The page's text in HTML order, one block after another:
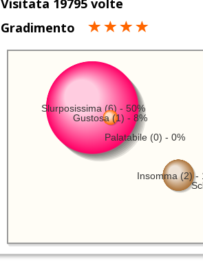
Visitata 19795 volte
Gradimento
Slurposissima (6) - 50%
Insomma (2) -
Gustosa (1) - 8%
Palatabile (0) - 0%